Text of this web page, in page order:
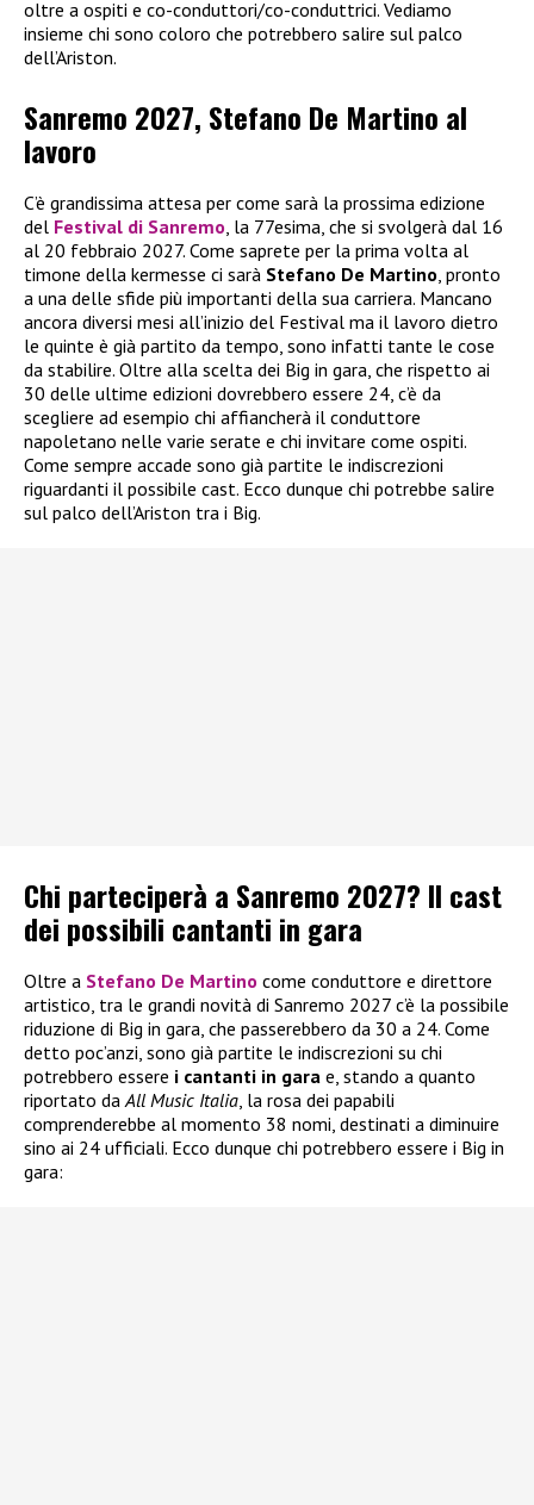
oltre a ospiti e co-conduttori/co-conduttrici. Vediamo
insieme chi sono coloro che potrebbero salire sul palco
dell’Ariston.
Sanremo 2027, Stefano De Martino al
lavoro
C’è grandissima attesa per come sarà la prossima edizione
del Festival di Sanremo, la 77esima, che si svolgerà dal 16
al 20 febbraio 2027. Come saprete per la prima volta al
timone della kermesse ci sarà Stefano De Martino, pronto
a una delle sfide più importanti della sua carriera. Mancano
ancora diversi mesi all’inizio del Festival ma il lavoro dietro
le quinte è già partito da tempo, sono infatti tante le cose
da stabilire. Oltre alla scelta dei Big in gara, che rispetto ai
30 delle ultime edizioni dovrebbero essere 24, c’è da
scegliere ad esempio chi affiancherà il conduttore
napoletano nelle varie serate e chi invitare come ospiti.
Come sempre accade sono già partite le indiscrezioni
riguardanti il possibile cast. Ecco dunque chi potrebbe salire
sul palco dell’Ariston tra i Big.
Chi parteciperà a Sanremo 2027? Il cast
dei possibili cantanti in gara
Oltre a Stefano De Martino come conduttore e direttore
artistico, tra le grandi novità di Sanremo 2027 c’è la possibile
riduzione di Big in gara, che passerebbero da 30 a 24. Come
detto poc’anzi, sono già partite le indiscrezioni su chi
potrebbero essere i cantanti in gara e, stando a quanto
riportato da All Music Italia , la rosa dei papabili
comprenderebbe al momento 38 nomi, destinati a diminuire
sino ai 24 ufficiali. Ecco dunque chi potrebbero essere i Big in
gara: